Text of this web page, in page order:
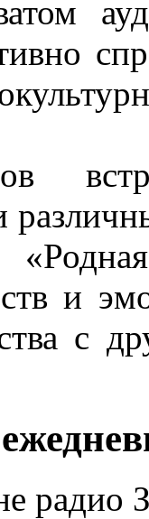
и
с
радио